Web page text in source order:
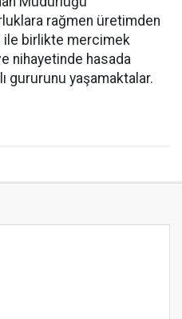
rağmen üretimden
birlikte mercimek
nihayetinde hasada
gururunu yaşamaktalar.